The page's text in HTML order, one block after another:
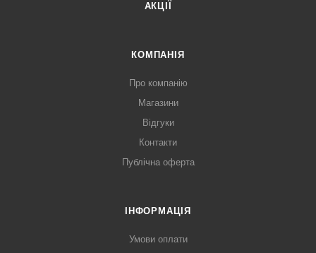
АКЦІЇ
КОМПАНІЯ
Про компанію
Магазини
Відгуки
Контакти
Публічна оферта
ІНФОРМАЦІЯ
Умови оплати